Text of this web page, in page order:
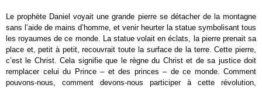
Le prophète Daniel voyait une grande pierre se détacher de la montagne
sans l’aide de mains d’homme, et venir heurter la statue symbolisant tous
les royaumes de ce monde. La statue volait en éclats, la pierre prenait sa
place et, petit à petit, recouvrait toute la surface de la terre. Cette pierre,
c’est le Christ. Cela signifie que le règne du Christ et de sa justice doit
remplacer celui du Prince – et des princes – de ce monde. Comment
pouvons-nous, comment devons-nous participer à cette révolution,